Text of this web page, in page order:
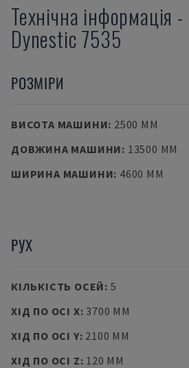
Технічна інформація -
Dynestic 7535
РОЗМІРИ
ВИСОТА МАШИНИ: 2500 MM
ДОВЖИНА МАШИНИ: 13500 MM
ШИРИНА МАШИНИ: 4600 MM
РУХ
КІЛЬКІСТЬ ОСЕЙ: 5
ХІД ПО ОСІ X: 3700 MM
ХІД ПО ОСІ Y: 2100 MM
ХІД ПО ОСІ Z: 120 MM